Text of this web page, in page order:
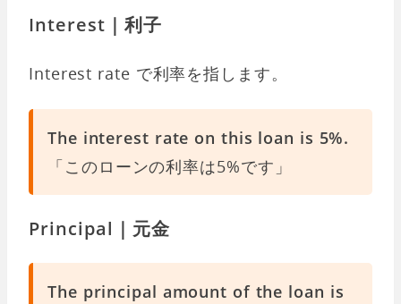
Interest｜利子
Interest rate で利率を指します。
The interest rate on this loan is 5%.
「このローンの利率は5%です」
Principal｜元金
The principal amount of the loan is